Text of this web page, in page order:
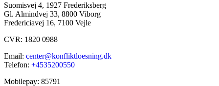
Suomisvej 4, 1927 Frederiksberg
Gl. Almindvej 33, 8800 Viborg
Fredericiavej 16, 7100 Vejle
CVR: 1820 0988
Email: center@konfliktloesning.dk
Telefon: +4535200550
Mobilepay: 85791